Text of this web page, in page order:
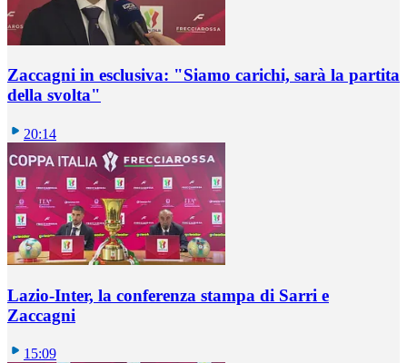
Zaccagni in esclusiva: "Siamo carichi, sarà la partita
della svolta"
20:14
Lazio-Inter, la conferenza stampa di Sarri e
Zaccagni
15:09